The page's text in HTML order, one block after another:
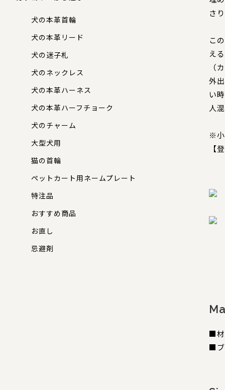
さ
こ
え
（
外
い
人
※小
【
■材
■ブ
犬の本革首輪
犬の本革リード
犬の迷子札
犬のネックレス
犬の本革ハーネス
犬の本革ハーフチョーク
犬のチャーム
大型犬用
猫の首輪
ペットカート用ネームプレート
特注品
おすすめ商品
お直し
忌避剤